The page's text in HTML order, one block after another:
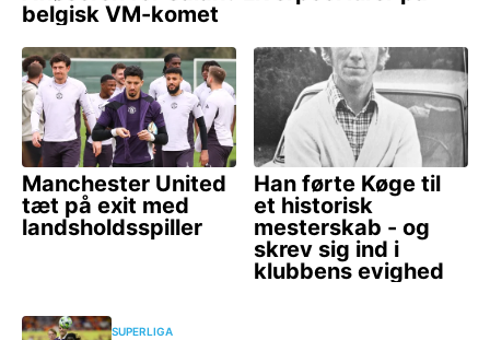
SUPERLIGA